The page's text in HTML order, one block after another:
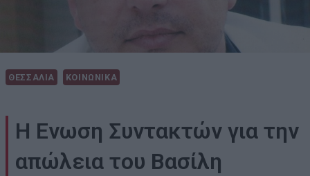
ΘΕΣΣΑΛΙΑ ΚΟΙΝΩΝΙΚΑ
Η Ενωση Συντακτών για την
απώλεια του Βασίλη